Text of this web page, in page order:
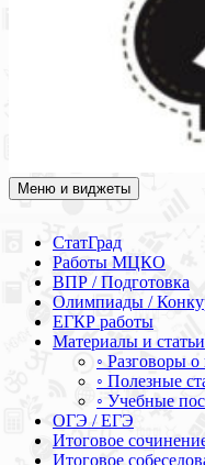
Академия СОВА
Подготовка к ЕГЭ,
Меню и виджеты
СтатГрад
Работы МЦКО
ВПР / Подготовка
Олимпиады /
ЕГКР работы
Материалы и статьи
◦ Разговоры
◦ Полезные
◦ Учебные
ОГЭ / ЕГЭ
Итоговое
Итоговое